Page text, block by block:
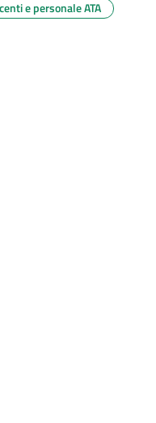
e personale ATA